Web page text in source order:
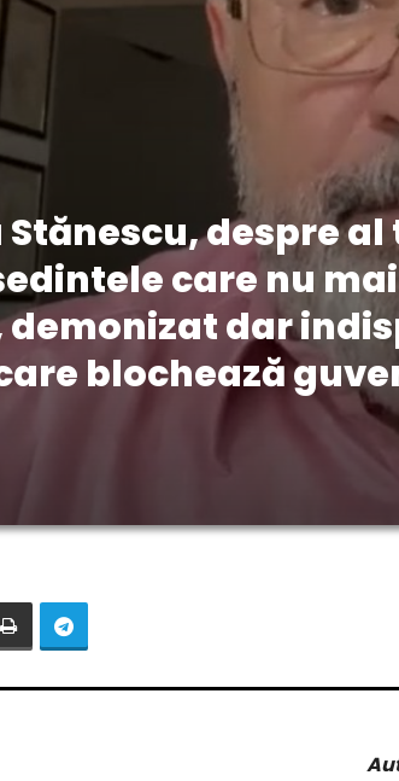
Stănescu, despre
care nu
demonizat dar
blochează